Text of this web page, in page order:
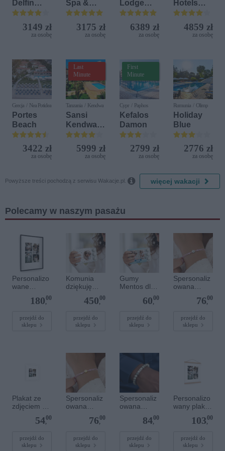
Delfin
Bijela (ex.
Iberostar
Bijela
3149 zł
za osobę
Spa &
Aquapark
3175 zł
za osobę
Lodge
Beach &
Golf
Resort by
Diamonds
6389 zł
za osobę
Hotels
Terrasini
(ex. Citta
del Mare)
4859 zł
za osobę
Grecja / Nea Potidea
Portes
Beach
3422 zł
za osobę
Last
Minute
Tanzania / Kendwa
Sansi
Kendwa
Beach
Resort
5999 zł
za osobę
First
Minute
Cypr / Paphos
Kefalos
Damon
2799 zł
za osobę
Rumunia / Olimp
Holiday
Blue
2776 zł
za osobę
Powyższe treści pochodzą z serwisu Wakacje.pl.  więcej wakacji
Polecamy w naszym pasażu
Personalizo
wane
lakierowanej
70 cm
180,
00
przejdź do
sklepu
Komunia
dziękuję
Mentos
żucia
450,
00
przejdź do
sklepu
Gumy
Mentos dla
komunijnych
60,
00
przejdź do
sklepu
Spersonaliz
owana
bransoletka
sznurkowa -
Srebrne
kółko
76,
00
przejdź do
sklepu
Plakat ze
zdjęciem 20
54,
00
przejdź do
sklepu
Spersonaliz
owana
bransoletka
sznurkowa -
Złote kółko
76,
00
przejdź do
sklepu
Spersonaliz
owana
bransoletka
szlachetnym
i - Szary - M
84,
00
przejdź do
sklepu
Personalizo
wany plakat
drewnianym
ym
wieszaczkie
103,
00
przejdź do
sklepu